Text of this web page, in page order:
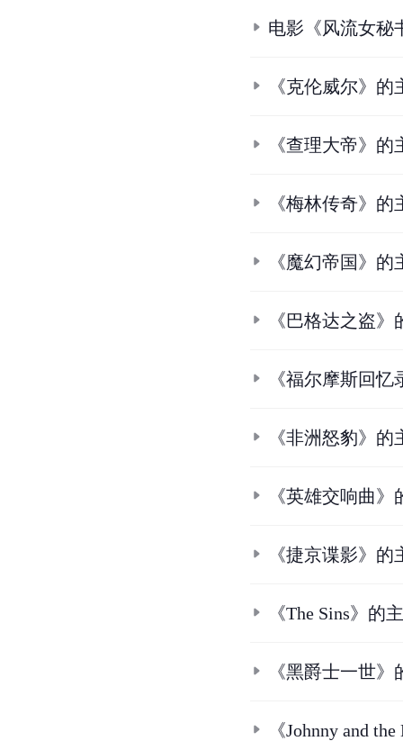
电影《风流女秘
《克伦威尔》的
《查理大帝》的
《梅林传奇》的
《魔幻帝国》的
《巴格达之盗
《福尔摩斯回
《非洲怒豹》的
《英雄交响曲
《捷京谍影》的
《The Sins》的
《黑爵士一世
《Johnny and